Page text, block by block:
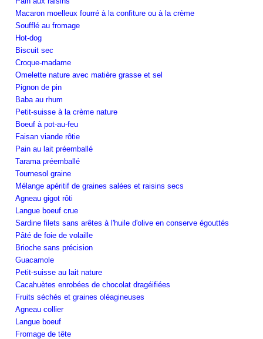
Macaron moelleux fourré à la confiture ou à la crème
Soufflé au fromage
Hot-dog
Biscuit sec
Croque-madame
Omelette nature avec matière grasse et sel
Pignon de pin
Baba au rhum
Petit-suisse à la crème nature
Boeuf à pot-au-feu
Faisan viande rôtie
Pain au lait préemballé
Tarama préemballé
Tournesol graine
Mélange apéritif de graines salées et raisins secs
Agneau gigot rôti
Langue boeuf crue
Sardine filets sans arêtes à l'huile d'olive en conserve égouttés
Pâté de foie de volaille
Brioche sans précision
Guacamole
Petit-suisse au lait nature
Cacahuètes enrobées de chocolat dragéifiées
Fruits séchés et graines oléagineuses
Agneau collier
Langue boeuf
Fromage de tête